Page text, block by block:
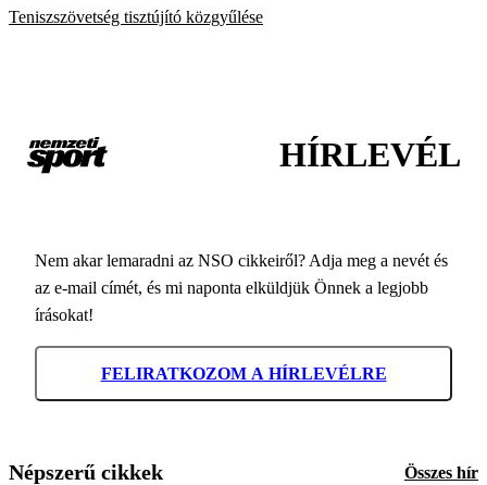
Teniszszövetség tisztújító közgyűlése
HÍRLEVÉL
Nem akar lemaradni az NSO cikkeiről? Adja meg a nevét és
az e-mail címét, és mi naponta elküldjük Önnek a legjobb
írásokat!
FELIRATKOZOM A HÍRLEVÉLRE
Népszerű cikkek Összes hír